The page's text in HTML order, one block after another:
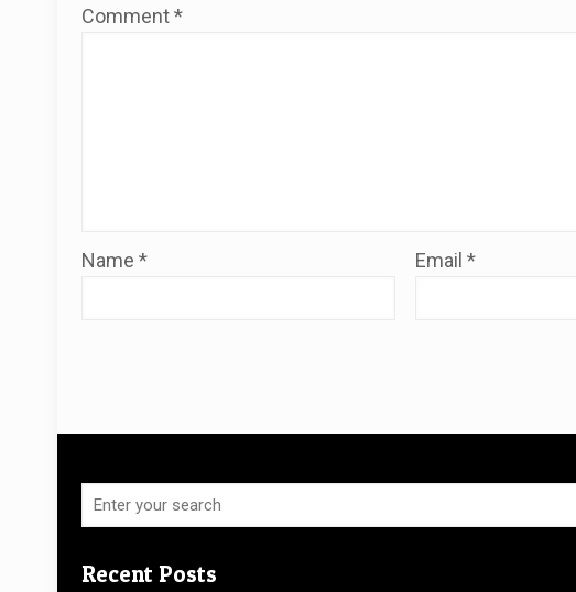
Comment*
Name * Email*
Recent Posts